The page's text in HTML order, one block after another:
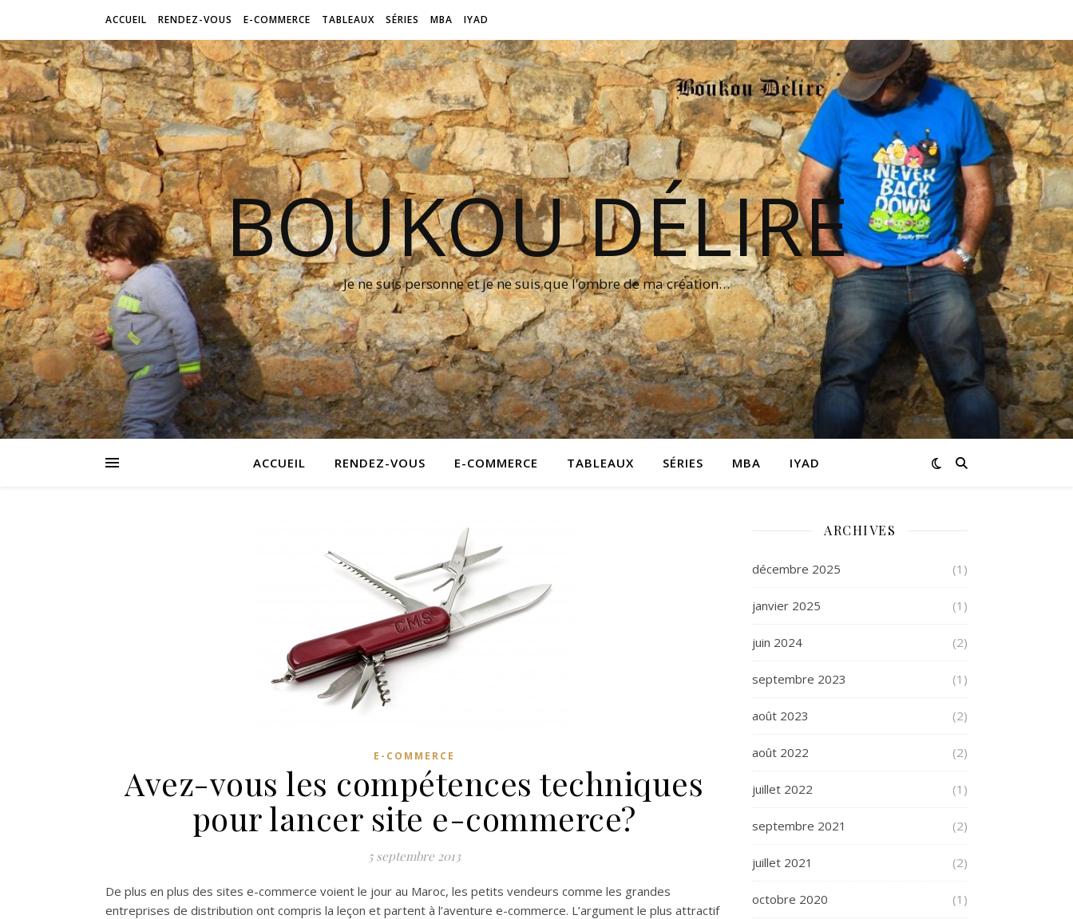
ACCUEIL RENDEZ-VOUS E-COMMERCE TABLEAUX SÉRIES MBA IYAD
BOUKOU DÉLIRE
Je ne suis personne et je ne suis que l’ombre de ma création…
ACCUEIL RENDEZ-VOUS E-COMMERCE TABLEAUX SÉRIES MBA IYAD
E-COMMERCE
Avez-vous les compétences techniques
pour lancer site e-commerce?
5 septembre 2013
De plus en plus des sites e-commerce voient le jour au Maroc, les petits vendeurs comme les grandes
entreprises de distribution ont compris la leçon et partent à l’aventure e-commerce. L’argument le plus attractif
ARCHIVES
décembre 2025 (1)
janvier 2025 (1)
juin 2024 (2)
septembre 2023 (1)
août 2023 (2)
août 2022 (2)
juillet 2022 (1)
septembre 2021 (2)
juillet 2021 (2)
octobre 2020 (1)